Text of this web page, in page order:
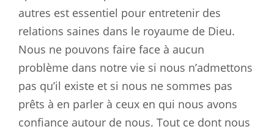
autres est essentiel pour entretenir des
relations saines dans le royaume de Dieu.
Nous ne pouvons faire face à aucun
problème dans notre vie si nous n’admettons
pas qu’il existe et si nous ne sommes pas
prêts à en parler à ceux en qui nous avons
confiance autour de nous. Tout ce dont nous